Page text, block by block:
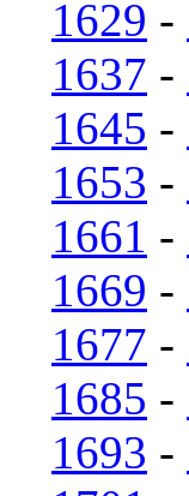
1629 -
1637 -
1645 -
1653 -
1661 -
1669 -
1677 -
1685 -
1693 -